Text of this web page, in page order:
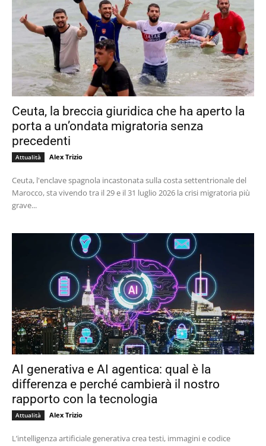
Ceuta, la breccia giuridica che ha aperto la
porta a un’ondata migratoria senza
precedenti
Attualità Alex Trizio
Ceuta, l'enclave spagnola incastonata sulla costa settentrionale del
Marocco, sta vivendo tra il 29 e il 31 luglio 2026 la crisi migratoria più
grave...
AI generativa e AI agentica: qual è la
differenza e perché cambierà il nostro
rapporto con la tecnologia
Attualità Alex Trizio
L’intelligenza artificiale generativa crea testi, immagini e codice